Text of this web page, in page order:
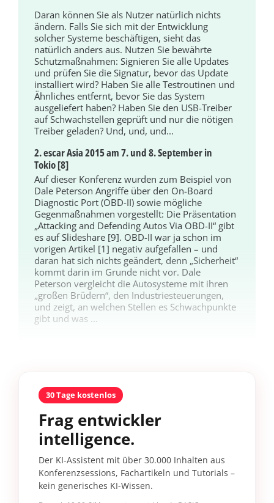
Daran können Sie als Nutzer natürlich nichts
ändern. Falls Sie sich mit der Entwicklung
solcher Systeme beschäftigen, sieht das
natürlich anders aus. Nutzen Sie bewährte
Schutzmaßnahmen: Signieren Sie alle Updates
und prüfen Sie die Signatur, bevor das Update
installiert wird? Haben Sie alle Testroutinen und
Ähnliches entfernt, bevor Sie das System
ausgeliefert haben? Haben Sie den USB-Treiber
auf Schwachstellen geprüft und nur die nötigen
Treiber geladen? Und, und, und...
2. escar Asia 2015 am 7. und 8. September in
Tokio [8]
Auf dieser Konferenz wurden zum Beispiel von
Dale Peterson Angriffe über den On-Board
Diagnostic Port (OBD-II) sowie mögliche
Gegenmaßnahmen vorgestellt: Die Präsentation
„Attacking and Defending Autos Via OBD-II“ gibt
es auf Slideshare [9]. OBD-II war ja schon im
vorigen Artikel [1] negativ aufgefallen – und
daran hat sich nichts geändert, denn „Sicherheit“
kommt darin im Grunde nicht vor. Dale
Peterson vergleicht die Autosysteme mit ihren
„großen Brüdern“, den Industriesteuerungen,
und zeigt, an welchen Stellen es Schwachpunkte
gibt und was ...
30 Tage kostenlos
Frag entwickler
intelligence.
Der KI-Assistent mit über 30.000 Inhalten aus
Konferenzsessions, Fachartikeln und Tutorials –
kein generisches KI-Wissen.